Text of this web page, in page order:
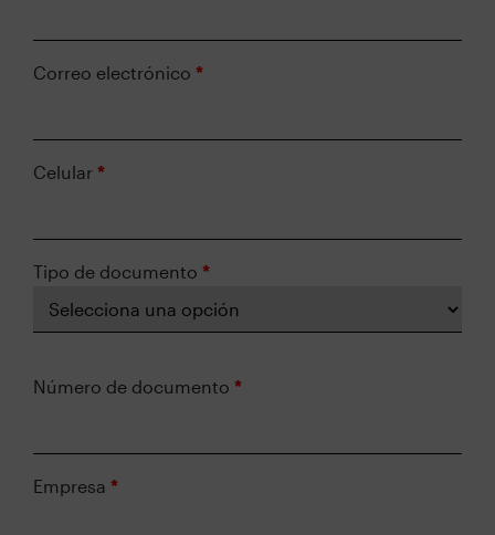
Correo electrónico *
Celular *
Tipo de documento *
Número de documento *
Empresa *